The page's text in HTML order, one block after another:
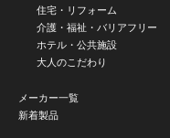
住宅・リフォーム
介護・福祉・バリアフリー
ホテル・公共施設
大人のこだわり
メーカー一覧
新着製品